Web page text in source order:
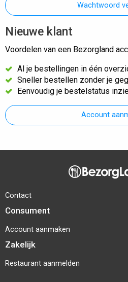
Wachtwoord
Nieuwe klant
Voordelen van een Bezorgland
Al je bestellingen in één
Sneller bestellen zonder je
Eenvoudig je bestelstatus
Account
Contact
Consument
Account aanmaken
Zakelijk
Restaurant aanmelden